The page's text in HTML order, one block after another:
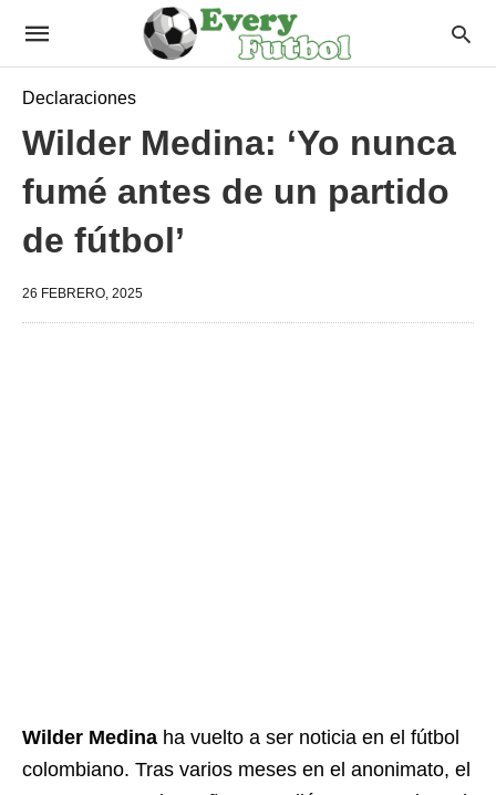
Declaraciones
Wilder Medina: ‘Yo nunca
fumé antes de un partido
de fútbol’
26 FEBRERO, 2025
Wilder Medina ha vuelto a ser noticia en el fútbol
colombiano. Tras varios meses en el anonimato, el